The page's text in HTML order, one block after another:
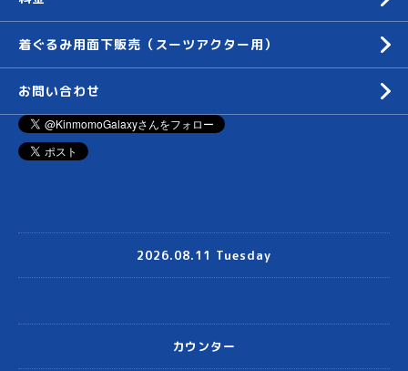
着ぐるみ用面下販売（スーツアクター用）
お問い合わせ
2026.08.11 Tuesday
カウンター